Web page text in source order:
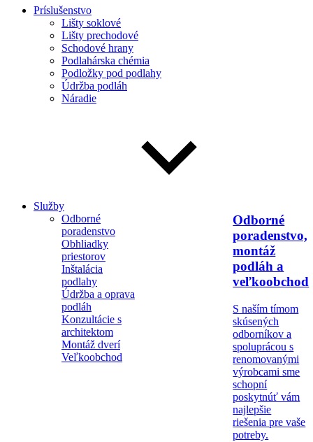
Príslušenstvo
Lišty soklové
Lišty prechodové
Schodové hrany
Podlahárska chémia
Podložky pod podlahy
Údržba podláh
Náradie
Služby
Odborné
poradenstvo
Obhliadky
priestorov
Inštalácia
podlahy
Údržba a oprava
podláh
Konzultácie s
architektom
Montáž dverí
Veľkoobchod
Odborné
poradenstvo,
montáž
podláh a
veľkoobchod
S naším tímom
skúsených
odborníkov a
spoluprácou s
renomovanými
výrobcami sme
schopní
poskytnúť vám
najlepšie
riešenia pre vaše
potreby.